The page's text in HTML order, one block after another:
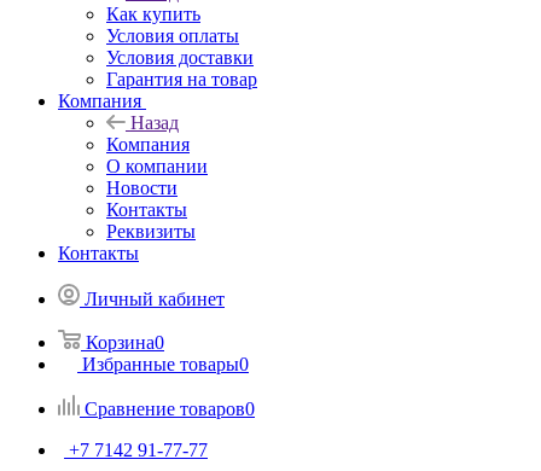
Как купить
Условия оплаты
Условия доставки
Гарантия на товар
Компания
Назад
Компания
О компании
Новости
Контакты
Реквизиты
Контакты
Личный кабинет
Корзина0
Избранные товары0
Сравнение товаров0
+7 7142 91-77-77